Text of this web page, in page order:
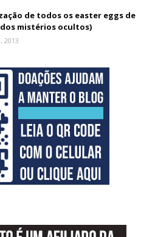
de todos os easter eggs de
dos mistérios ocultos)
2013